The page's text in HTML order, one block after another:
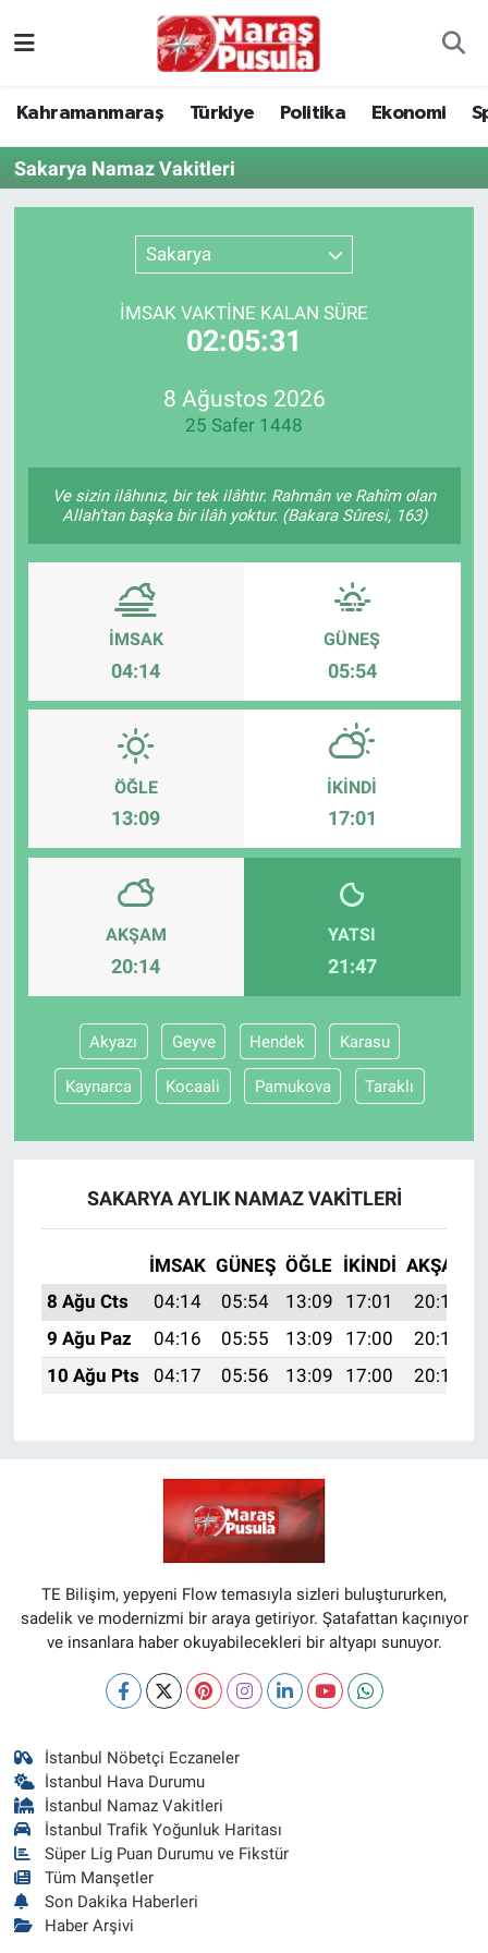
Kahramanmaraş Türkiye Politika Ekonomi
Sakarya Namaz Vakitleri
Sakarya
İMSAK VAKTİNE KALAN SÜRE
02:05:31
8 Ağustos 2026
25 Safer 1448
Ve sizin ilâhınız, bir tek ilâhtır. Rahmân ve Rahîm olan
Allah’tan başka bir ilâh yoktur. (Bakara Sûresi, 163)
İMSAK
04:14
GÜNEŞ
05:54
ÖĞLE
13:09
İKINDI
17:01
AKŞAM
20:14
YATSI
21:47
Akyazı Geyve Hendek Karasu
Kaynarca Kocaali Pamukova Taraklı
SAKARYA AYLIK NAMAZ VAKITLERI
İMSAK GÜNEŞ ÖĞLE İKINDI AKŞAM
8 Ağu Cts
04:14 05:54 13:09 17:01 20:14
9 Ağu Paz
04:16 05:55 13:09 17:00 20:13
10 Ağu Pts
04:17 05:56 13:09 17:00 20:11
TE Bilişim, yepyeni Flow temasıyla sizleri buluştururken,
sadelik ve modernizmi bir araya getiriyor. Şatafattan kaçınıyor
ve insanlara haber okuyabilecekleri bir altyapı sunuyor.
İstanbul Nöbetçi Eczaneler
İstanbul Hava Durumu
İstanbul Namaz Vakitleri
İstanbul Trafik Yoğunluk Haritası
Süper Lig Puan Durumu ve Fikstür
Tüm Manşetler
Son Dakika Haberleri
Haber Arşivi
Türkiye
Ekonomi
Sağlık
TEKNOLOJİ
İlçeler
Bilim, Teknoloji
ASAYİŞ
ÇEVRE
EĞİTİM
BİLİM VE TEKNOLOJİ
Güvenlik
Bölge
İstanbul Namaz Vakitleri
İstanbul Trafik Yoğunluk Haritası
Süper Lig Puan Durumu ve Fikstür
Son Dakika Haberleri
Haber Arşivi